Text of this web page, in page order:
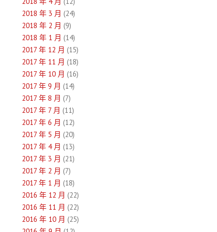
2018 年 3 月 (24)
2018 年 2 月 (9)
2018 年 1 月 (14)
2017 年 12 月 (15)
2017 年 11 月 (18)
2017 年 10 月 (16)
2017 年 9 月 (14)
2017 年 8 月 (7)
2017 年 7 月 (11)
2017 年 6 月 (12)
2017 年 5 月 (20)
2017 年 4 月 (13)
2017 年 3 月 (21)
2017 年 2 月 (7)
2017 年 1 月 (18)
2016 年 12 月 (22)
2016 年 11 月 (22)
2016 年 10 月 (25)